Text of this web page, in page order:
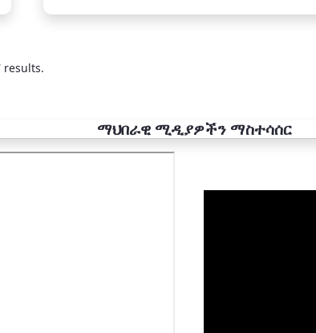
results.
ማህበራዊ ሚዲያዎችን ማስተሳሰር